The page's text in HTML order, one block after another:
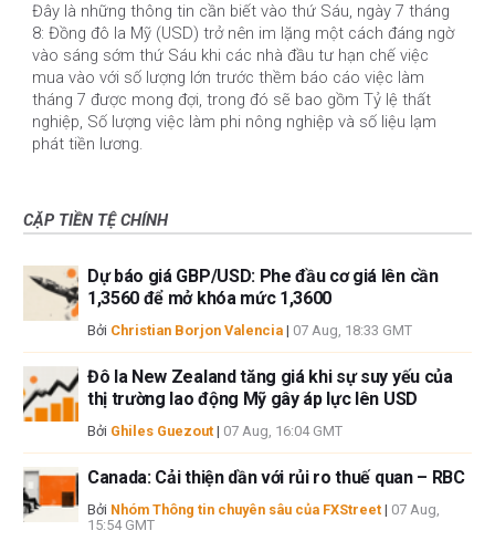
Đây là những thông tin cần biết vào thứ Sáu, ngày 7 tháng
8: Đồng đô la Mỹ (USD) trở nên im lặng một cách đáng ngờ
vào sáng sớm thứ Sáu khi các nhà đầu tư hạn chế việc
mua vào với số lượng lớn trước thềm báo cáo việc làm
tháng 7 được mong đợi, trong đó sẽ bao gồm Tỷ lệ thất
nghiệp, Số lượng việc làm phi nông nghiệp và số liệu lạm
phát tiền lương.
CẶP TIỀN TỆ CHÍNH
Dự báo giá GBP/USD: Phe đầu cơ giá lên cần
1,3560 để mở khóa mức 1,3600
Bởi Christian Borjon Valencia | 07 Aug, 18:33 GMT
Đô la New Zealand tăng giá khi sự suy yếu của
thị trường lao động Mỹ gây áp lực lên USD
Bởi Ghiles Guezout | 07 Aug, 16:04 GMT
Canada: Cải thiện dần với rủi ro thuế quan – RBC
Bởi Nhóm Thông tin chuyên sâu của FXStreet | 07 Aug,
15:54 GMT